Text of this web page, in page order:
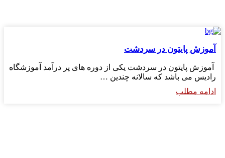
آموزش پایتون در سردشت
آموزش پایتون در سردشت یکی از دوره های پر درآمد آموزشگاه
رادیس می باشد که سالانه چندین …
ادامه مطلب